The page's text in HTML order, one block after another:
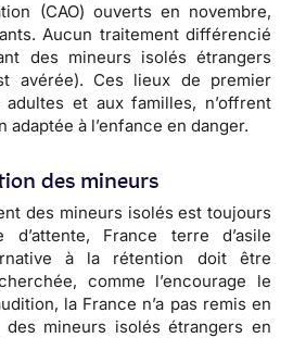
(CAO) ouverts en novembre,
Aucun traitement différencié
des mineurs isolés étrangers
avérée). Ces lieux de premier
et aux familles, n’offrent
à l’enfance en danger.
des mineurs
des mineurs isolés est toujours
France terre d’asile
à la rétention doit être
comme l’encourage le
la France n’a pas remis en
mineurs isolés étrangers en